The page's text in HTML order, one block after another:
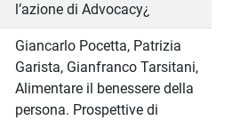
l’azione di Advocacy¿
Giancarlo Pocetta, Patrizia
Garista, Gianfranco Tarsitani,
Alimentare il benessere della
persona. Prospettive di